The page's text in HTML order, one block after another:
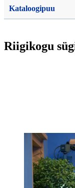
Kataloogipuu
Riigikogu